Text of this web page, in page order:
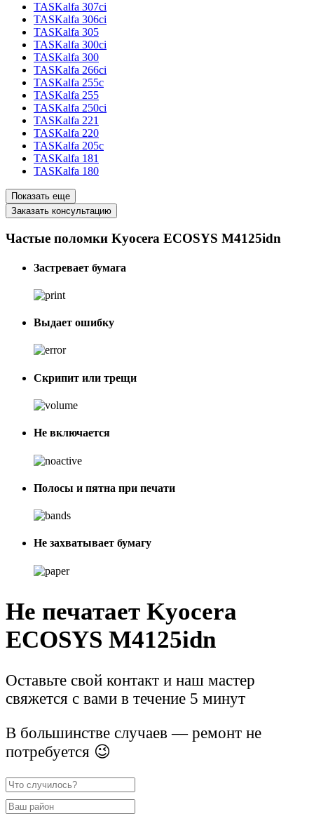
TASKalfa 307ci
TASKalfa 306ci
TASKalfa 305
TASKalfa 300ci
TASKalfa 300
TASKalfa 266ci
TASKalfa 255c
TASKalfa 255
TASKalfa 250ci
TASKalfa 221
TASKalfa 220
TASKalfa 205c
TASKalfa 181
TASKalfa 180
Показать еще
Заказать консультацию
Частые поломки Kyocera ECOSYS M4125idn
Застревает бумага
Выдает ошибку
Скрипит или трещи
Не включается
Полосы и пятна при печати
Не захватывает бумагу
Не печатает Kyocera
ECOSYS M4125idn
Оставьте свой контакт и наш мастер
свяжется с вами в течение 5 минут
В большинстве случаев — ремонт не
потребуется 😉